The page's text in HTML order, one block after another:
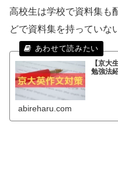
高校生は学校で資料集も
どで資料集を持っていな
【京大
勉強法
abireharu.com